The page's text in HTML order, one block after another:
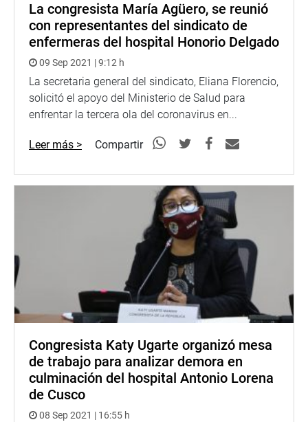
La congresista María Agüero, se reunió
con representantes del sindicato de
enfermeras del hospital Honorio Delgado
09 Sep 2021 | 9:12 h
La secretaria general del sindicato, Eliana Florencio,
solicitó el apoyo del Ministerio de Salud para
enfrentar la tercera ola del coronavirus en...
Leer más > Compartir
Congresista Katy Ugarte organizó mesa
de trabajo para analizar demora en
culminación del hospital Antonio Lorena
de Cusco
08 Sep 2021 | 16:55 h